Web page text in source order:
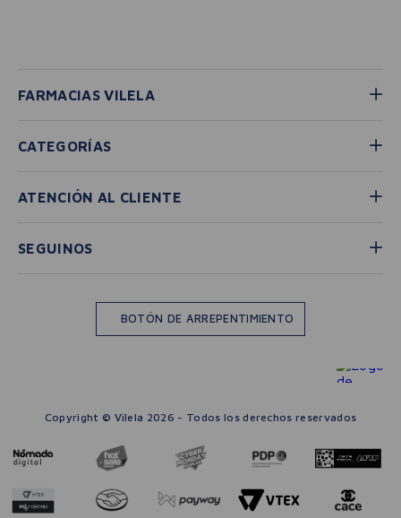
＋
FARMACIAS VILELA
CATEGORÍAS
ATENCIÓN AL CLIENTE
SEGUINOS
BOTÓN DE ARREPENTIMIENTO
Copyright © Vilela 2026 - Todos los derechos reservados